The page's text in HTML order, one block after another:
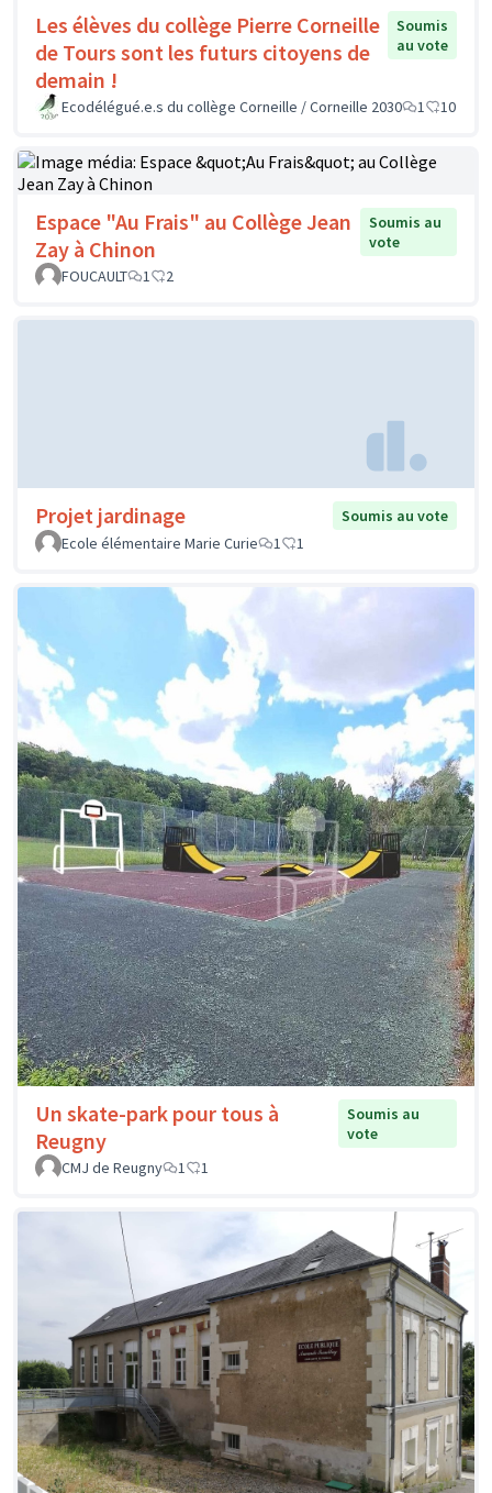
Les élèves du collège Pierre Corneille
de Tours sont les futurs citoyens de
demain !
Soumis
au vote
Ecodélégué.e.s du collège Corneille / Corneille 2030 1 10
Espace "Au Frais" au Collège Jean
Zay à Chinon
Soumis au
vote
FOUCAULT
1 2
Projet jardinage
Soumis au vote
Ecole élémentaire Marie Curie
1 1
Un skate-park pour tous à
Reugny
Soumis au
vote
CMJ de Reugny
1 1